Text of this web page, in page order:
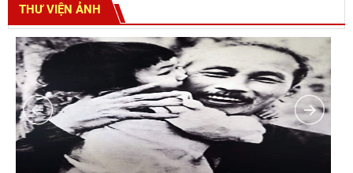
THƯ VIỆN ẢNH